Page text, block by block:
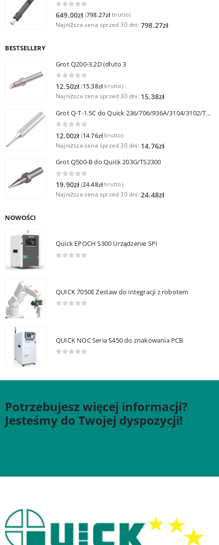
649.00zł (798.27złbrutto)
Najniższa cena sprzed 30 dni: 798.27zł.
BESTSELLERY
Grot Q200-3.2D (dłuto 3
0out of 5
12.50zł (15.38złbrutto)
Najniższa cena sprzed 30 dni: 15.38zł.
Grot Q-T-1.5C do Quick 236/706/936A/3104/3102/TS1100
12.00zł (14.76złbrutto)
Najniższa cena sprzed 30 dni: 14.76zł.
Grot Q500-B do Quick 203G/TS2300
0out of 5
19.90zł (24.48złbrutto)
Najniższa cena sprzed 30 dni: 24.48zł.
NOWOŚCI
Quick EPOCH S300 Urządzenie SPI
QUICK 7050E Zestaw do integracji z robotem
QUICK NOC Seria S450 do znakowania PCB
Potrzebujesz więcej informacji?
Jesteśmy do Twojej dyspozycji!